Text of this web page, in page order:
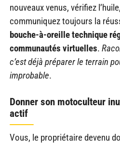
nouveaux venus, vérifiez
communiquez toujours la
bouche-à-oreille technique
communautés virtuelles.
c’est déjà préparer le terrain
improbable.
Donner son motoculteur
actif
Vous, le propriétaire devenu